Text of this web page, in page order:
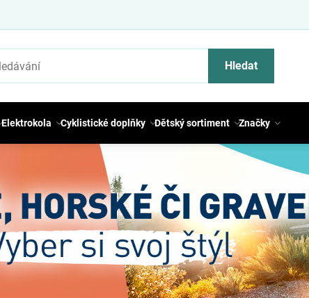
Hledat
Elektrokola Cyklistické doplňky Dětský sortiment Značky